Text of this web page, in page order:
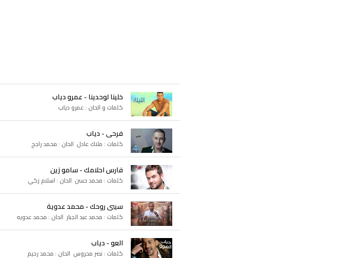
خلينا لوحدينا - عمرو دياب
كلمات و الحان : عمرو دياب
فرحى - دياب
كلمات : ملاك عادل الحان : محمد راجح
فارس احلامك - سامو زين
كلمات : محمد حسن الحان : اسلام زكي
سيبى روحك - محمد عدوية
كلمات : محمد عبد الجبار الحان : محمد عدويه
العو - دياب
كلمات : نصر محروس الحان : محمد رحيم